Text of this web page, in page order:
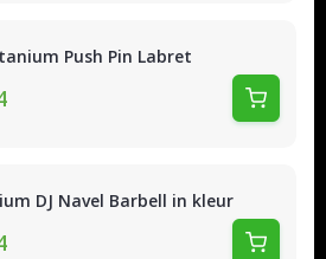
Push Pin Labret
DJ Navel Barbell in kleur